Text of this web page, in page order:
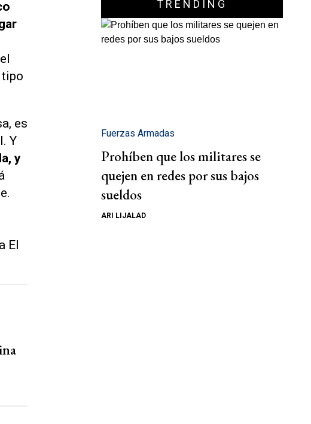
, es
Y
y
a El
TRENDING
Fuerzas Armadas
Prohíben que los militares se
quejen en redes por sus bajos
sueldos
ARI LIJALAD